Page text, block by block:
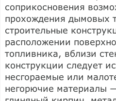
соприкосновения
прохождения дымовых
строительные
расположении
топливника, вблизи
конструкции следует
несгораемые или
негорючие материалы